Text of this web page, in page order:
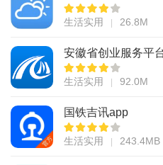
生活实用 26.8M
安徽省创业服务平
生活实用 92.0M
国铁吉讯app
生活实用 243.4MB